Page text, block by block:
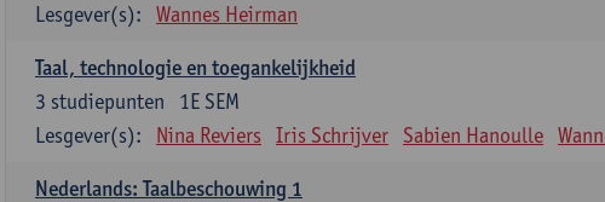
Lesgever(s):
Wannes Heirman
Taal, technologie en toegankelijkheid
1E SEM
3 studiepunten
Lesgever(s):
Nina Reviers Iris Schrijver Sabien Hanoulle
Nederlands: Taalbeschouwing 1